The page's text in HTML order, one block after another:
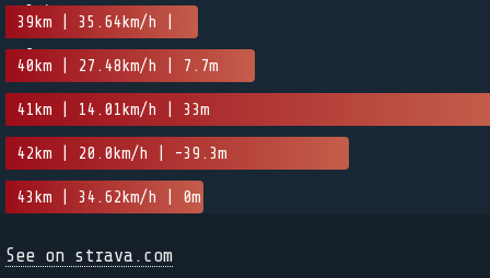
-3.4m
39km | 35.64km/h |
-2m
40km | 27.48km/h | 7.7m
41km | 14.01km/h | 33m
42km | 20.0km/h | -39.3m
43km | 34.62km/h | 0m
See on strava.com